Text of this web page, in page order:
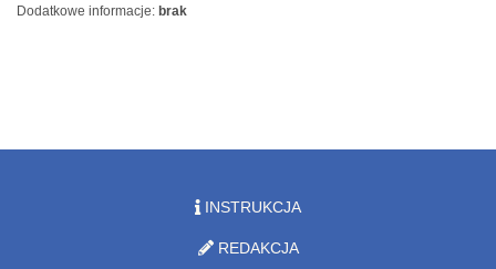
Dodatkowe informacje: brak
INSTRUKCJA
REDAKCJA